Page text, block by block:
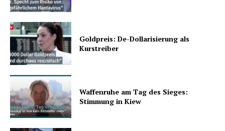
Goldpreis: De-Dollarisierung als
Kurstreiber
Waffenruhe am Tag des Sieges:
Stimmung in Kiew